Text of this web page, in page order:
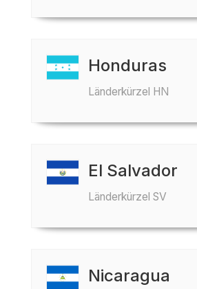
Honduras
Länderkürzel HN
El Salvador
Länderkürzel SV
Nicaragua